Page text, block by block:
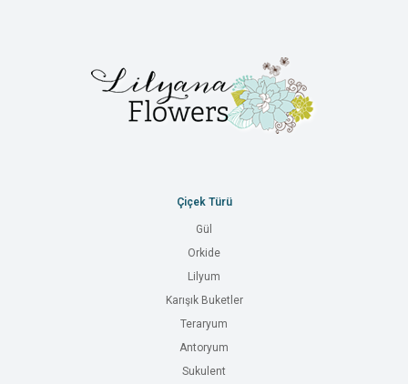
Çiçek Türü
Gül
Orkide
Lilyum
Karışık Buketler
Teraryum
Antoryum
Sukulent